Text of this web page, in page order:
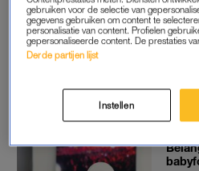
de databases waarin die
zijn niet altijd even goed beveiligd.
er verschillende keren een lek,
slimme apparaten.
gebruiken voor de selectie van
gegevens gebruiken om content te
personalisatie van content. Profielen
gepersonaliseerde content. De prestaties
Derde partijen lijst
Instellen